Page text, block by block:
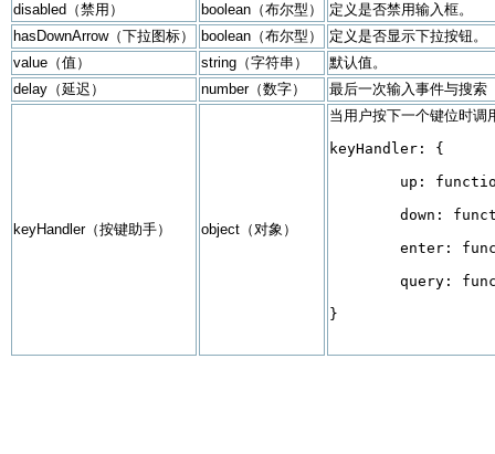
disabled（禁用）
boolean（布尔型）
定义是否禁用输入框。
hasDownArrow（下拉图标）
boolean（布尔型）
定义是否显示下拉按钮。
value（值）
string（字符串）
默认值。
delay（延迟）
number（数字） 最后一次输入事件与搜索
keyHandler（按键助手） object（对象）
当用户按下一个键位时调
keyHandler: {
}